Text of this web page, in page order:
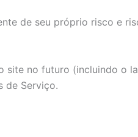
de seu próprio risco e
no futuro (incluindo o
de Serviço.